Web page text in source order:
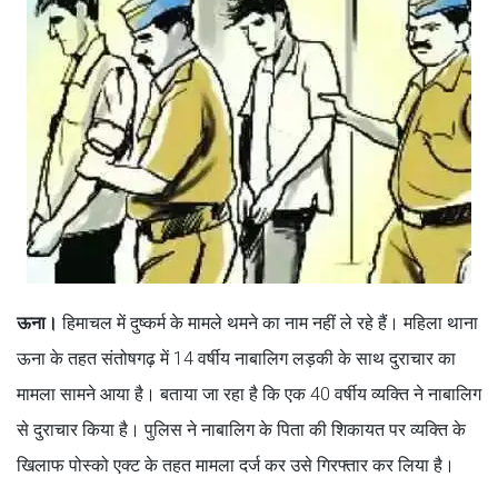
ऊना। हिमाचल में दुष्कर्म के मामले थमने का नाम नहीं ले रहे हैं। महिला थाना
ऊना के तहत संतोषगढ़ में 14 वर्षीय नाबालिग लड़की के साथ दुराचार का
मामला सामने आया है। बताया जा रहा है कि एक 40 वर्षीय व्यक्ति ने नाबालिग
से दुराचार किया है। पुलिस ने नाबालिग के पिता की शिकायत पर व्यक्ति के
खिलाफ पोस्को एक्ट के तहत मामला दर्ज कर उसे गिरफ्तार कर लिया है।